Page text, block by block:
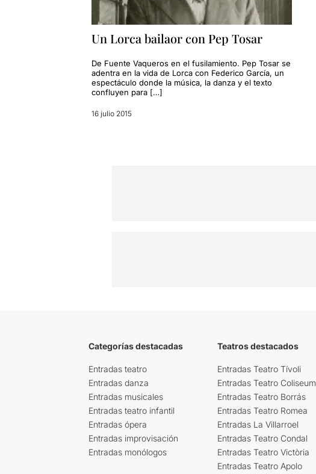
Un Lorca bailaor con Pep Tosar
De Fuente Vaqueros en el fusilamiento. Pep Tosar se
adentra en la vida de Lorca con Federico García, un
espectáculo donde la música, la danza y el texto
confluyen para […]
16 julio 2015
Categorías destacadas
Entradas teatro
Entradas danza
Entradas musicales
Entradas teatro infantil
Entradas ópera
Entradas improvisación
Entradas monólogos
Teatros destacados
Entradas Teatro Tívoli
Entradas Teatro Coliseum
Entradas Teatro Borrás
Entradas Teatro Romea
Entradas La Villarroel
Entradas Teatro Condal
Entradas Teatro Victòria
Entradas Teatro Apolo